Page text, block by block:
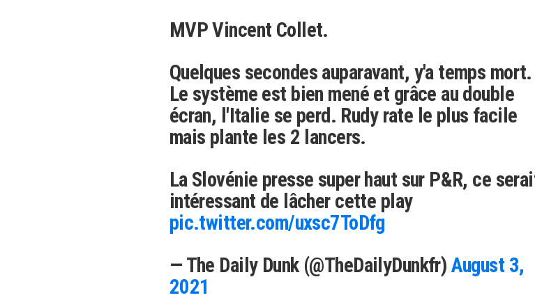
MVP Vincent Collet.
Quelques secondes auparavant, y'a temps mort.
Le système est bien mené et grâce au double
écran, l'Italie se perd. Rudy rate le plus facile
mais plante les 2 lancers.
La Slovénie presse super haut sur P&R, ce
intéressant de lâcher cette play
pic.twitter.com/uxsc7ToDfg
— The Daily Dunk (@TheDailyDunkfr) August 3,
2021